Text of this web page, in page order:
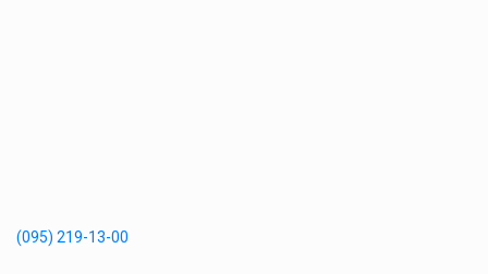
(095) 219-13-00